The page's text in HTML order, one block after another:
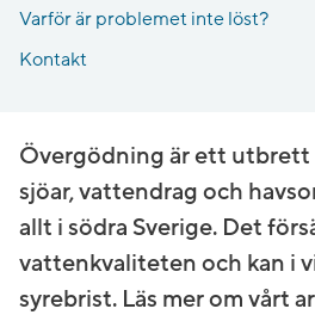
Varför är problemet inte löst?
Kontakt
Övergödning är ett utbrett
sjöar, vattendrag och
allt i södra Sverige. Det
vattenkvaliteten och kan i
syrebrist. Läs mer om vårt